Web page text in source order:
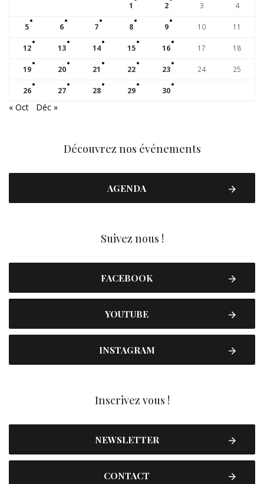
1 2 3 4
5 6 7 8 9 10 11
12 13 14 15 16 17 18
19 20 21 22 23 24 25
26 27 28 29 30
« Oct Déc »
Découvrez nos événements
AGENDA
Suivez nous !
FACEBOOK
YOUTUBE
INSTAGRAM
Inscrivez vous !
NEWSLETTER
CONTACT